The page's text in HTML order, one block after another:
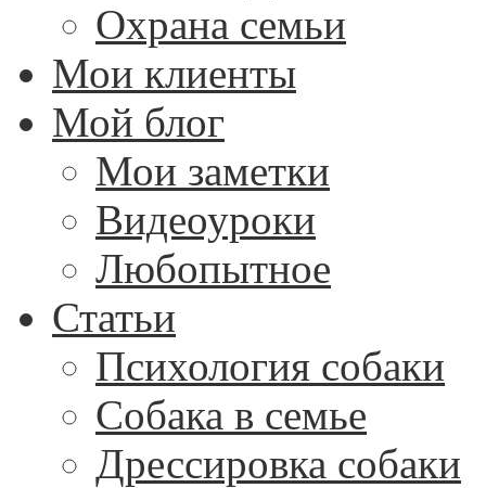
Охрана семьи
Мои клиенты
Мой блог
Мои заметки
Видеоуроки
Любопытное
Статьи
Психология собаки
Собака в семье
Дрессировка собаки